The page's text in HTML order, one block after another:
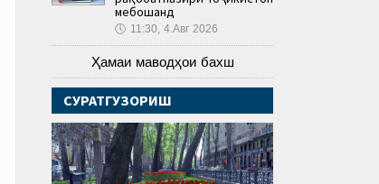
мебошанд
🕔 11:30, 4.Авг 2026
Ҳамаи маводҳои бахш
СУРАТГУЗОРИШ